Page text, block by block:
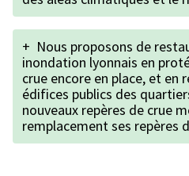
+ Nous proposons de
inondation lyonnais en
crue encore en place, et en
édifices publics des
nouveaux repères de crue
remplacement ses repères